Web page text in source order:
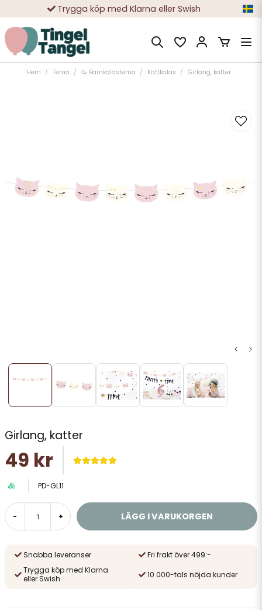
Trygga köp med Klarna eller Swish
10 000-tals nöjda kunder
Hem Tema 🥳 Barnkalastema Kattkalas Girlang, katter
Girlang, katter
49 kr
PD-GL11
- + LÄGG I VARUKORGEN
Snabba leveranser
Fri frakt över 499:-
Trygga köp med Klarna
eller Swish
10 000-tals nöjda kunder